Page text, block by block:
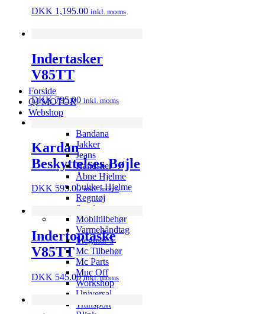
Forside
QJ MOTOR
Webshop
Bandana
Jakker
Jeans
Handsker
Åbne Hjelme
Lukket Hjelme
Regntøj
Støvler
Mobiltilbehør
Varmehåndtag
Meguiar’s
Mc Tilbehør
Mc Parts
Muc Off
Workshop
Universal
Transport
DKK 1,195.00 inkl. moms
Indertasker
V85TT
DKK795.00 inkl. moms
Kardan
Beskyttelses Bøjle
DKK 595.00 inkl. moms
Indertoptaske
V85TT
DKK 545.00 inkl. moms